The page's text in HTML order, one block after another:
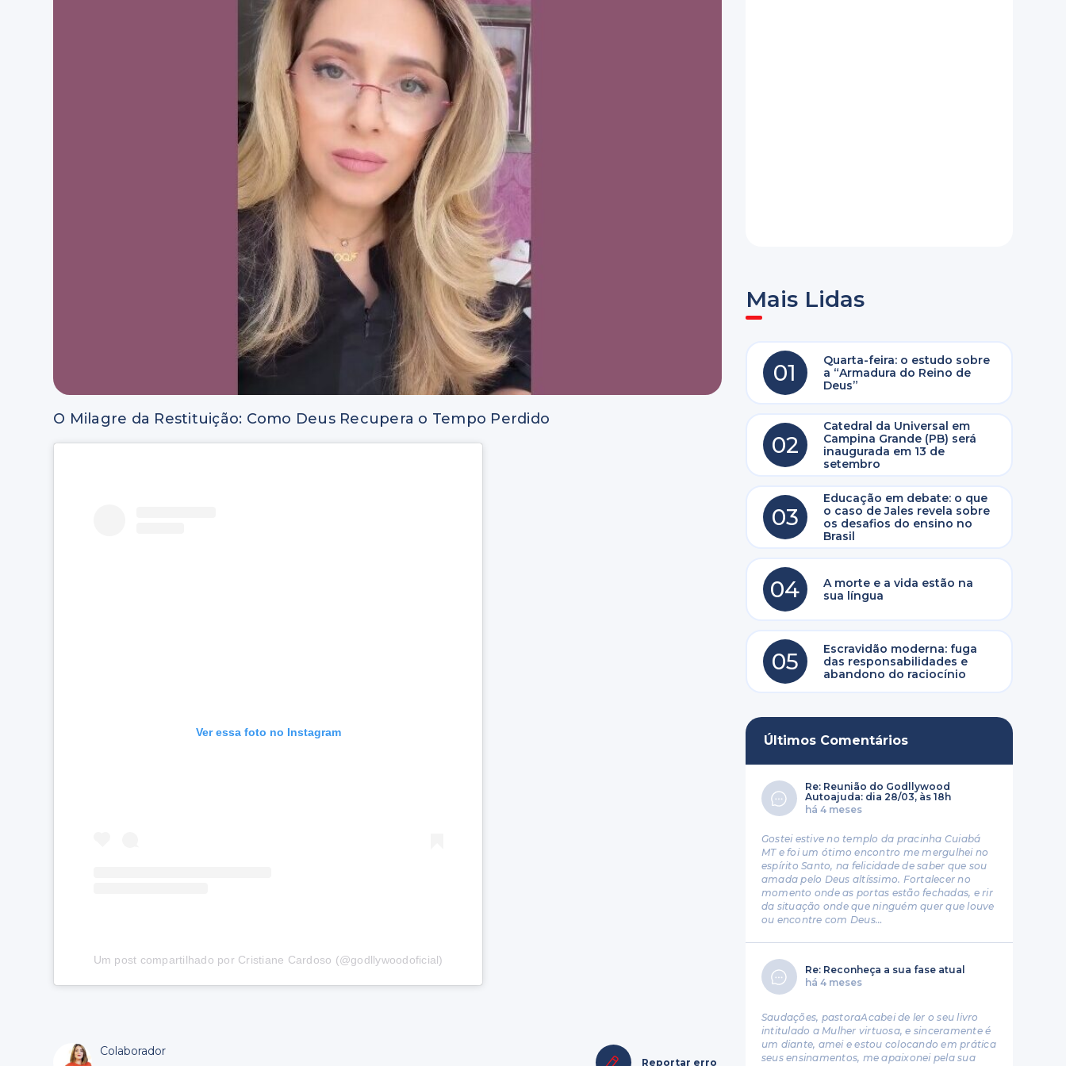
O Milagre da Restituição: Como Deus Recupera o Tempo Perdido
Ver essa foto no Instagram
Um post compartilhado por Cristiane Cardoso (@godllywoodoficial)
Colaborador
Reportar erro
Mais Lidas
01
Quarta-feira: o estudo sobre
a “Armadura do Reino de
Deus”
02
Catedral da Universal em
Campina Grande (PB) será
inaugurada em 13 de
setembro
03
Educação em debate: o que
o caso de Jales revela sobre
os desafios do ensino no
Brasil
04
A morte e a vida estão na
sua língua
05
Escravidão moderna: fuga
das responsabilidades e
abandono do raciocínio
Últimos Comentários
Re: Reunião do Godllywood
Autoajuda: dia 28/03, às 18h
há 4 meses
Gostei estive no templo da pracinha Cuiabá
MT e foi um ótimo encontro me mergulhei no
espírito Santo, na felicidade de saber que sou
amada pelo Deus altíssimo. Fortalecer no
momento onde as portas estão fechadas, e rir
da situação onde que ninguém quer que louve
ou encontre com Deus…
Re: Reconheça a sua fase atual
há 4 meses
Saudações, pastoraAcabei de ler o seu livro
intitulado a Mulher virtuosa, e sinceramente é
um diante, amei e estou colocando em prática
seus ensinamentos, me apaixonei pela sua